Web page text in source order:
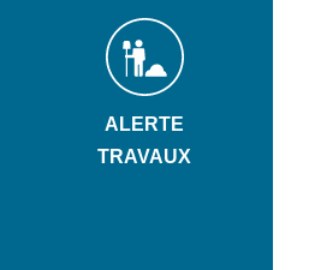
ALERTE
TRAVAUX